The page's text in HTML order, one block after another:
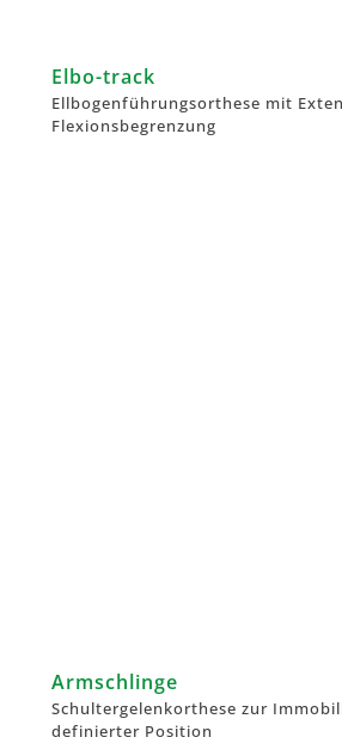
Elbo-track
Ellbogenführungsorthese mit
Flexionsbegrenzung
Armschlinge
Schultergelenkorthese zur
definierter Position